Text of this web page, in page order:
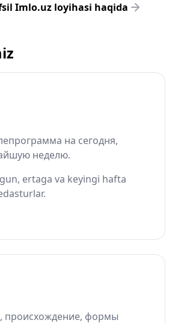
Imlo.uz loyihasi haqida
на сегодня,
неделю.
ertaga va keyingi hafta
происхождение, формы